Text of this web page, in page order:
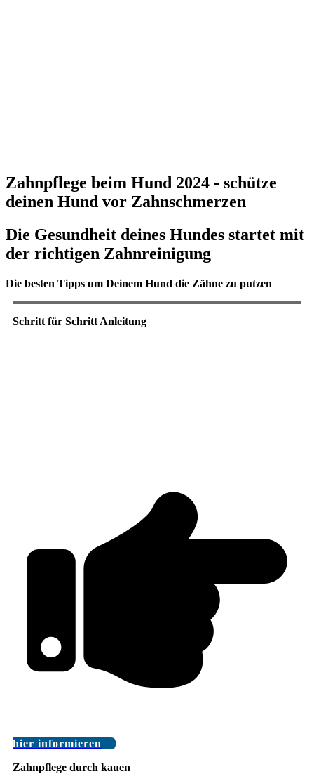
Zahnpflege beim Hund 2024 - schütze
deinen Hund vor Zahnschmerzen
Die Gesundheit deines Hundes startet mit
der richtigen Zahnreinigung
Die besten Tipps um Deinem Hund die Zähne zu putzen
Schritt für Schritt Anleitung
hier informieren
Zahnpflege durch kauen